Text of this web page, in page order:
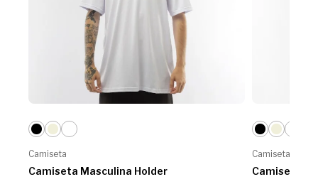
Camiseta
Camiseta Masculina Holder
Camiseta
Camiseta